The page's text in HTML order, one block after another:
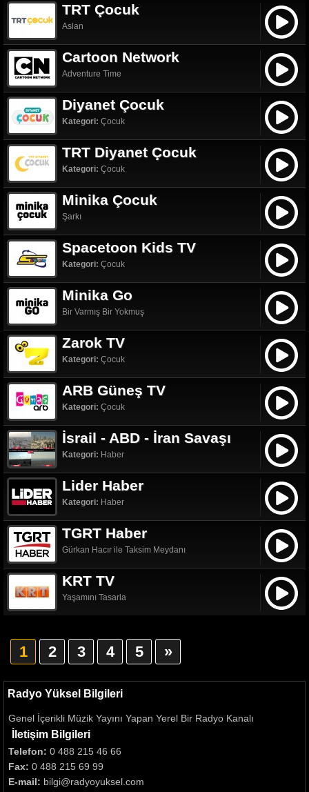
TRT Çocuk
Aslan
Cartoon Network
Adventure Time
Diyanet Çocuk
Kategori: Çocuk
TRT Diyanet Çocuk
Kategori: Çocuk
Minika Çocuk
Şarkı
Spacetoon Kids TV
Kategori: Çocuk
Minika Go
Bir Varmış Bir Yokmuş
Zarok TV
Kategori: Çocuk
ARB Güneş TV
Kategori: Çocuk
İsrail - ABD - İran Savaşı
Kategori: Haber
Lider Haber
Kategori: Haber
TGRT Haber
Gürkan Hacır ile Taksim Meydanı
KRT TV
Yaşamını Tasarla
1 2 3 4 5 »
Radyo Yüksel Bilgileri
Genel İçerikli Müzik Yayını Yapan Yerel Bir Radyo Kanalı
İletişim Bilgileri
Telefon: 0 488 215 46 66
Fax: 0 488 215 69 99
E-mail: bilgi@radyoyuksel.com